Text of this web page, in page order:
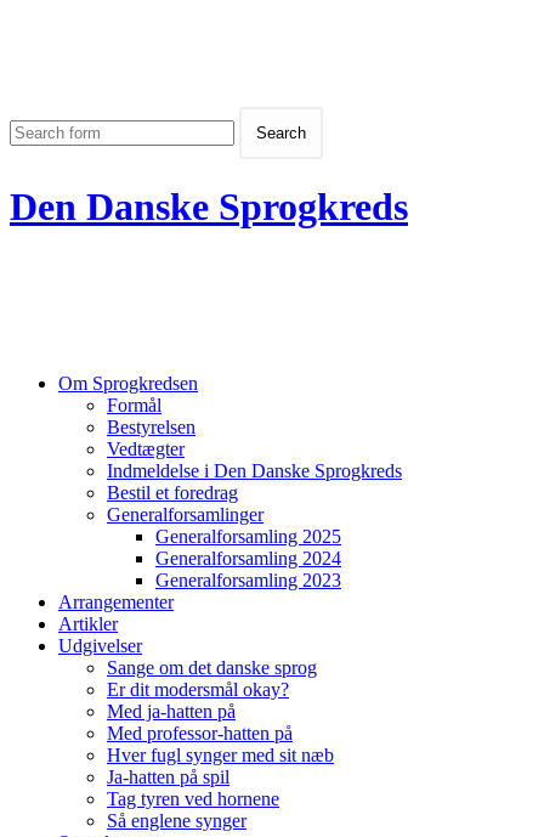
Den Danske Sprogkreds
Om Sprogkredsen
Formål
Bestyrelsen
Vedtægter
Indmeldelse i Den Danske Sprogkreds
Bestil et foredrag
Generalforsamlinger
Generalforsamling 2025
Generalforsamling 2024
Generalforsamling 2023
Arrangementer
Artikler
Udgivelser
Sange om det danske sprog
Er dit modersmål okay?
Med ja-hatten på
Med professor-hatten på
Hver fugl synger med sit næb
Ja-hatten på spil
Tag tyren ved hornene
Så englene synger